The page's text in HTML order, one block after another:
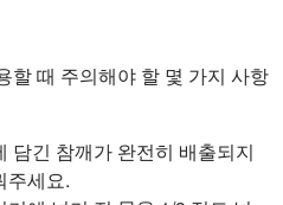
할 때 주의해야 할 몇 가지 사항
담긴 참깨가 완전히 배출되지
주세요.